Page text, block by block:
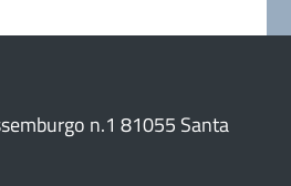
n.1 81055 Santa